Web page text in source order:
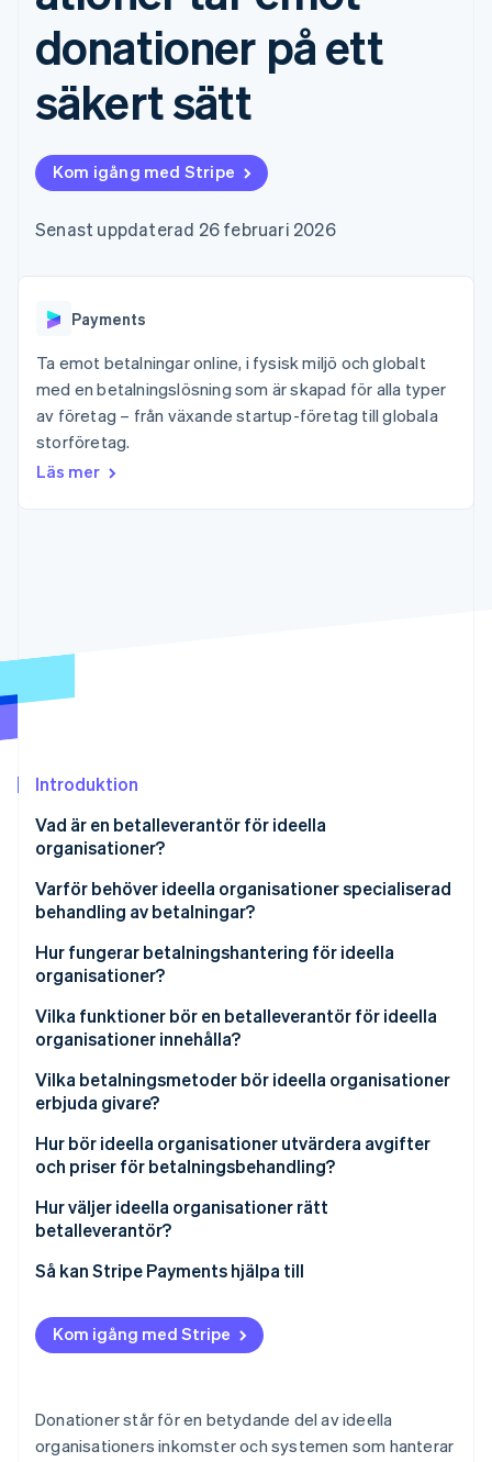
Accelererad kassaprocess
Financial Connections
Länkade finanskontodata
Recognition
Automatiserad
redovisning
Stripe Sigma
Mer
Se vad som kommer härnäst
Radar
Atlas
Bolagsbildning för startups
Climate
Koldioxidinfångning
Identity
Plattformar
SaaS
Efter bransch
AI-företag
Kreatörsekonomi
Besöksnäring, resor
Offentlig sektor
Detaljhandel
Partner
Erbjud
användningsbaserad
fakturering
Utfärda stablecoin-
stödda kort
Tillhandahåll och
agenter
Företag
Produktplan
Sessions årliga
konferens
Karriärer
Stripe Press
Kontakt
Kontakta säljteamet
donationer på ett
säkert sätt
Kom igång med Stripe
Senast uppdaterad 26 februari 2026
Payments
Ta emot betalningar online, i fysisk miljö och globalt
med en betalningslösning som är skapad för alla typer
av företag – från växande startup-företag till globala
storföretag.
Läs mer
Introduktion
Vad är en betalleverantör för ideella
organisationer?
Varför behöver ideella organisationer specialiserad
behandling av betalningar?
Hur fungerar betalningshantering för ideella
organisationer?
Vilka funktioner bör en betalleverantör för ideella
organisationer innehålla?
Support i olika kanaler
Integrerad, givarvänlig upplevelse
Stöd för flera typer av betalningar och valutor
Hantering av återkommande donationer
Tydlig rapportering i realtid
Inbyggt säkerhets- och bedrägeriskydd
Transparent prissättning och skalbarhet
Vilka betalningsmetoder bör ideella organisationer
erbjuda givare?
Hur bör ideella organisationer utvärdera avgifter
och priser för betalningsbehandling?
Förstå hela prismodellen
avgifter
Tänk på kostnader och besparingar över tid
Hur väljer ideella organisationer rätt
betalleverantör?
Så kan Stripe Payments hjälpa till
Kom igång med Stripe
Donationer står för en betydande del av ideella
organisationers inkomster och systemen som hanterar